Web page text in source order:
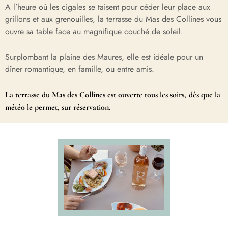
A l’heure où les cigales se taisent pour céder leur place aux
grillons et aux grenouilles, la terrasse du Mas des Collines vous
ouvre sa table face au magnifique couché de soleil.
Surplombant la plaine des Maures, elle est idéale pour un
dîner romantique, en famille, ou entre amis.
La terrasse du Mas des Collines est ouverte tous les soirs, dès que la
météo le permet, sur réservation.